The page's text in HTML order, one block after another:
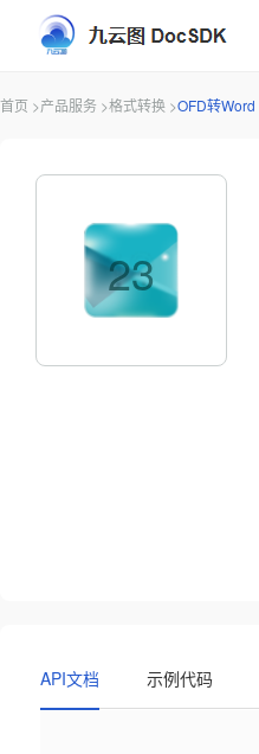
首页 >产品服务 >格式转换 >OFD转Word
23
API文档 示例代码